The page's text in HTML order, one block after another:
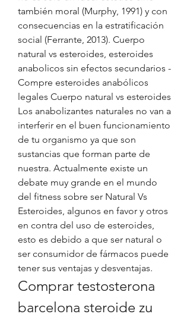
también moral (Murphy, 1991) y con
consecuencias en la estratificación
social (Ferrante, 2013). Cuerpo
natural vs esteroides, esteroides
anabolicos sin efectos secundarios -
Compre esteroides anabólicos
legales Cuerpo natural vs esteroides
Los anabolizantes naturales no van a
interferir en el buen funcionamiento
de tu organismo ya que son
sustancias que forman parte de
nuestra. Actualmente existe un
debate muy grande en el mundo
del fitness sobre ser Natural Vs
Esteroides, algunos en favor y otros
en contra del uso de esteroides,
esto es debido a que ser natural o
ser consumidor de fármacos puede
tener sus ventajas y desventajas.
Comprar testosterona
barcelona steroide zu